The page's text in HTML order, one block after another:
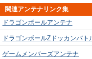
関連アンテナリンク集
ドラゴンボールアンテナ
ドラゴンボールZドッカンバト
ゲームメンバーズアンテナ